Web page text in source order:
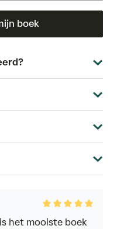
boek
Rated
out
het mooiste boek